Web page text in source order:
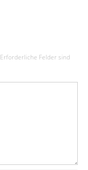
Erforderliche Felder sind